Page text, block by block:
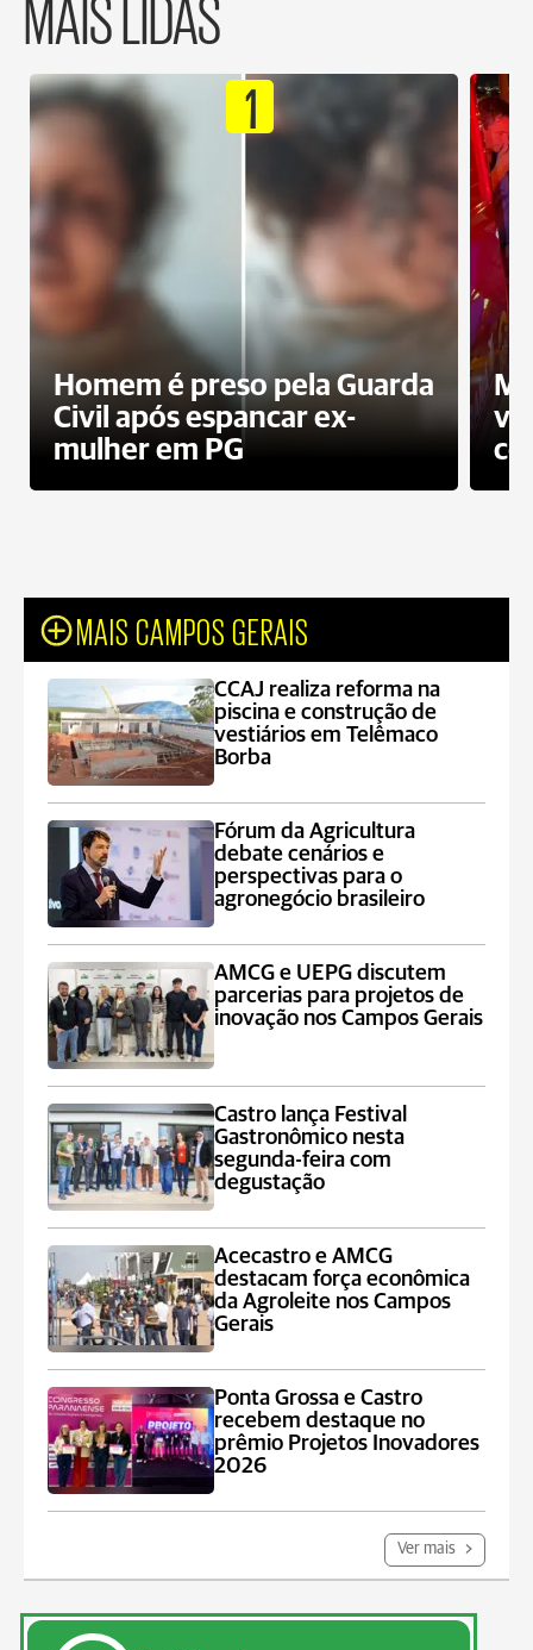
MAIS LIDAS
1
Homem é preso pela Guarda
Civil após espancar ex-
mulher em PG
MAIS CAMPOS GERAIS
CCAJ realiza reforma na
piscina e construção de
vestiários em Telêmaco
Borba
Fórum da Agricultura
debate cenários e
perspectivas para o
agronegócio brasileiro
AMCG e UEPG discutem
parcerias para projetos de
inovação nos Campos Gerais
Castro lança Festival
Gastronômico nesta
segunda-feira com
degustação
Acecastro e AMCG
destacam força econômica
da Agroleite nos Campos
Gerais
Ponta Grossa e Castro
recebem destaque no
prêmio Projetos Inovadores
2026
Ver mais